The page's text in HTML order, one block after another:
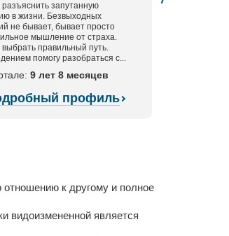
разъяснить запутанную
в жизни. Безвыходных
не бывает, бывает просто
мышление от страха.
выбрать правильный путь.
помогу разобраться с...
9 лет 8 месяцев
профиль
отношению к другому и полное
видоизмененной является